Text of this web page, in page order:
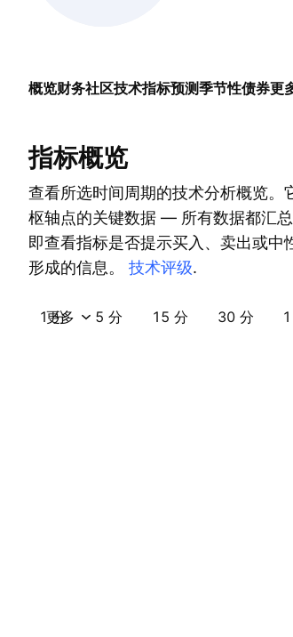
概览财务社区技术指标预测季节性债券更
指标概览
查看所选时间周期的技术分析概览。
枢轴点的关键数据 — 所有数据都汇
即查看指标是否提示买入、卖出或
形成的信息。 技术评级.
1 分 5 分 15 分 30 分
更多